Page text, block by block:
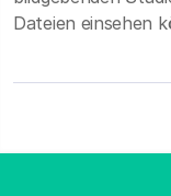
Dateien einsehen